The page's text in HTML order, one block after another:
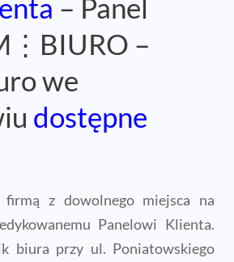
– Panel
–
we
dostępne
firmą z dowolnego miejsca na
Panelowi Klienta.
biura przy ul. Poniatowskiego